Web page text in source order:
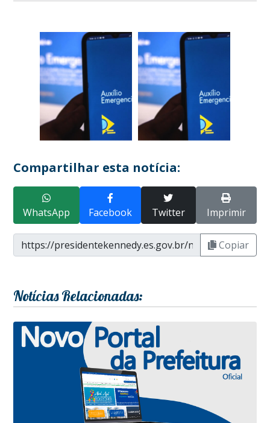
Compartilhar esta notícia:
WhatsApp Facebook Twitter Imprimir
Copiar
Notícias Relacionadas: